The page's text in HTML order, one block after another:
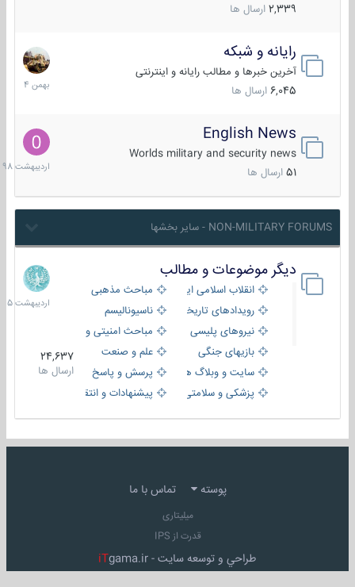
2,339 ارسال ها
رایانه و شبکه
آخرین خبرها و مطالب رایانه و اینترنتی
6,045 ارسال ها
30
بهمن
1404
English News
Worlds military and security news
51 ارسال ها
10
1398
NON-MILITARY FORUMS - سایر بخشها
دیگر موضوعات و مطالب
انقلاب اسلامی ایران
مباحث مذهبی
رویدادهای تاریخی و مذهبیناسیونالیسم
نیروهای پلیسی
مباحث امنیتی و اطلاعاتی
بازیهای جنگی
علم و صنعت
سایت و وبلاگ ها
پرسش و پاسخ
پزشکی و سلامتی
پیشنهادات و انتقادات
24,637
ارسال ها
8
1405
پوسته تماس با ما
میلیتاری
قدرت از IPS
طراحي و توسعه سايت - iTgama.ir